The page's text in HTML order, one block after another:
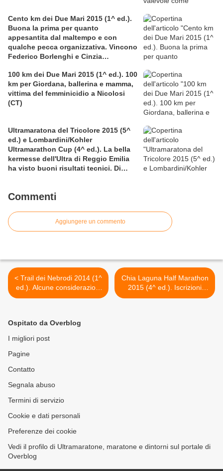
Cento km dei Due Mari 2015 (1^ ed.).
Buona la prima per quanto
appesantita dal maltempo e con
qualche pecca organizzativa. Vincono
Federico Borlenghi e Cinzia
100 km dei Due Mari 2015 (1^ ed.). 100
km per Giordana, ballerina e mamma,
vittima del femminicidio a Nicolosi
(CT)
Ultramaratona del Tricolore 2015 (5^
ed.) e Lombardini/Kohler
Ultramarathon Cup (4^ ed.). La bella
kermesse dell'Ultra di Reggio Emilia
ha visto buoni risultati tecnici. Di
Commenti
Aggiungere un commento
< Trail dei Nebrodi 2014 (1^
ed.). Alcune considerazioni
sul dibattito post-gara e il
Chia Laguna Half Marathon
2015 (4^ ed.). Iscrizioni
aperte! E una breve
Ospitato da Overblog
I migliori post
Pagine
Contatto
Segnala abuso
Termini di servizio
Cookie e dati personali
Preferenze dei cookie
Vedi il profilo di Ultramaratone, maratone e dintorni sul portale di
Overblog